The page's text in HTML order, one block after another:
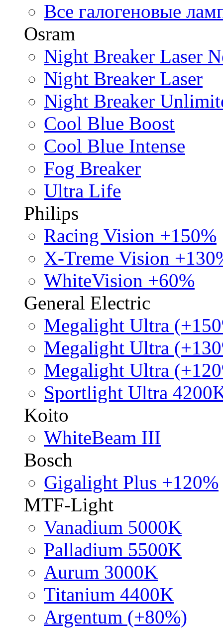
Все галогеновые
Osram
Night Breaker Laser
Night Breaker Laser
Night Breaker
Cool Blue Boost
Cool Blue Intense
Fog Breaker
Ultra Life
Philips
Racing Vision +150%
X-Treme Vision
WhiteVision +60%
General Electric
Megalight Ultra
Megalight Ultra
Megalight Ultra
Sportlight Ultra
Koito
WhiteBeam III
Bosch
Gigalight Plus +120%
MTF-Light
Vanadium 5000K
Palladium 5500K
Aurum 3000K
Titanium 4400K
Argentum (+80%)